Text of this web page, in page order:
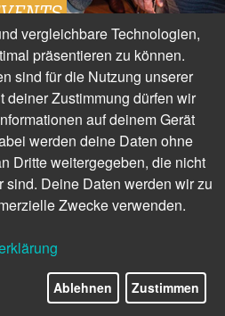
und
– Das 13.
vergleichbare Technologien,
präsentieren zu können.
sind für die Nutzung unserer
deiner Zustimmung dürfen wir
auf deinem Gerät
werden deine Daten ohne
Dritte weitergegeben, die nicht
Deine Daten werden wir zu
Zwecke verwenden.
Ablehnen Zustimmen